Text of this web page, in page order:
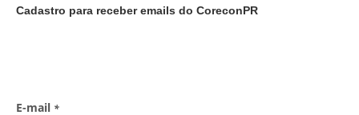
Cadastro para receber emails do CoreconPR